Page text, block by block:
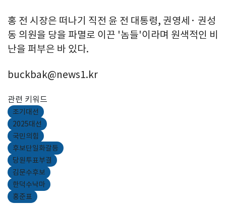
홍 전 시장은 떠나기 직전 윤 전 대통령, 권영세· 권성
동 의원을 당을 파멸로 이끈 '놈들'이라며 원색적인 비
난을 퍼부은 바 있다.
buckbak@news1.kr
관련 키워드
조기대선
2025대선
국민의힘
후보단일화갈등
당원투표부결
김문수후보
한덕수낙마
홍준표